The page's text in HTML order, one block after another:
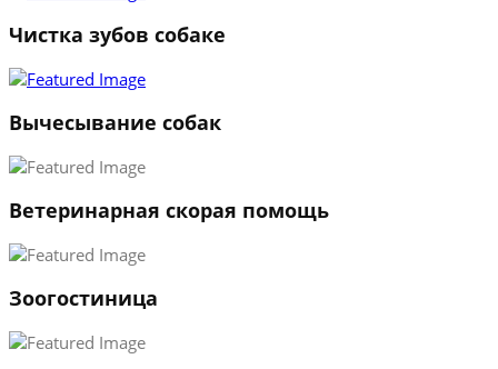
2
Чистка зубов собаке
Вычесывание собак
Ветеринарная скорая помощь
Зоогостиница